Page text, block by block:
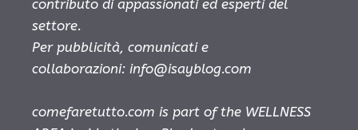
contributo di appassionati ed esperti del
settore.
Per pubblicità, comunicati e
collaborazioni: info@isayblog.com
comefaretutto.com is part of the WELLNESS